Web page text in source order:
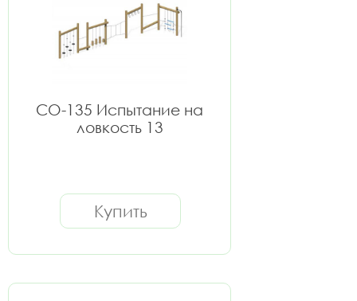
СО-135 Испытание на
ловкость 13
Купить